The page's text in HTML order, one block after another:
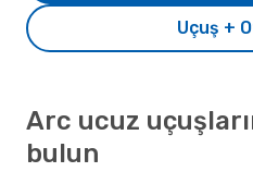
Uçuş +
Arc ucuz
bulun